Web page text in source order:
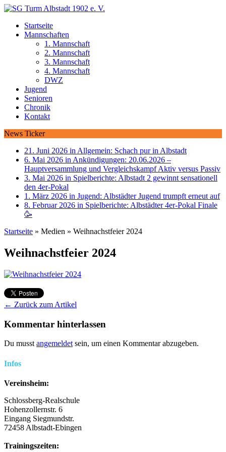
Startseite
Mannschaften
1. Mannschaft
2. Mannschaft
3. Mannschaft
4. Mannschaft
DWZ
Jugend
Senioren
Chronik
Kontakt
News Ticker
21. Juni 2026 in Allgemein: Schach pur in Albstadt
6. Mai 2026 in Ankündigungen: 20.06.2026 –
Hauptversammlung und Vergleichskampf Aktiv versus Passiv
3. Mai 2026 in Spielberichte: Albstadt 2 gewinnt sensationell
den 4er-Pokal
1. März 2026 in Jugend: Albstädter Jugend trumpft erneut auf
8. Februar 2026 in Spielberichte: Albstädter 4er-Pokal Finale
🥳
Startseite » Medien » Weihnachstfeier 2024
Weihnachstfeier 2024
← Zurück zum Artikel
Kommentar hinterlassen
Du musst angemeldet sein, um einen Kommentar abzugeben.
Infos
Vereinsheim:
Schlossberg-Realschule
Hohenzollernstr. 6
Eingang Siegmundstr.
72458 Albstadt-Ebingen
Trainingszeiten: